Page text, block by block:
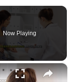
Now Playing
×
- Diese 5 Infos sind entscheidend!